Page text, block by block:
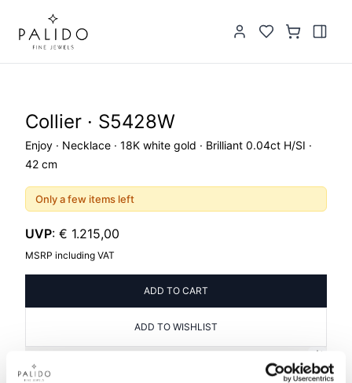
Collier · S5428W
Enjoy · Necklace · 18K white gold · Brilliant 0.04ct H/SI ·
42 cm
Only a few items left
UVP: € 1.215,00
MSRP including VAT
ADD TO CART
ADD TO WISHLIST